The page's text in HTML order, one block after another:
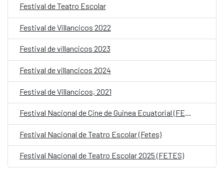
Festival de Teatro Escolar
Festival de Villancicos 2022
Festival de villancicos 2023
Festival de villancicos 2024
Festival de Villancicos, 2021
Festival Nacional de Cine de Guinea Ecuatorial (FENACI)
Festival Nacional de Teatro Escolar (Fetes)
Festival Nacional de Teatro Escolar 2025 (FETES)